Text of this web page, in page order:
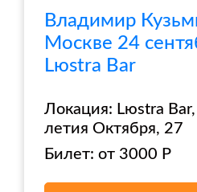
Владимир
Москве 24
Lюstra Bar
Локация: Lюstra
летия Октября, 27
Билет: от 3000 Р